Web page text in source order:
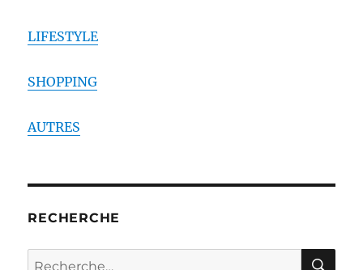
LIFESTYLE
SHOPPING
AUTRES
RECHERCHE
Recherche